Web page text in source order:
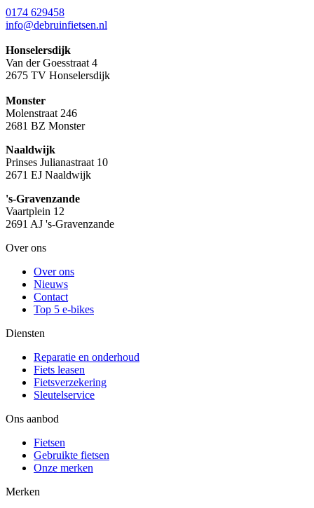
0174 629458
info@debruinfietsen.nl
Honselersdijk
Van der Goesstraat 4
2675 TV Honselersdijk
Monster
Molenstraat 246
2681 BZ Monster
Naaldwijk
Prinses Julianastraat 10
2671 EJ Naaldwijk
's-Gravenzande
Vaartplein 12
2691 AJ 's-Gravenzande
Over ons
Over ons
Nieuws
Contact
Top 5 e-bikes
Diensten
Reparatie en onderhoud
Fiets leasen
Fietsverzekering
Sleutelservice
Ons aanbod
Fietsen
Gebruikte fietsen
Onze merken
Merken